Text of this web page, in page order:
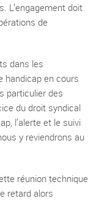
L’engagement doit
de
dans les
handicap en cours
particulier des
du droit syndical
l’alerte et le suivi
y reviendrons au
réunion technique
retard alors